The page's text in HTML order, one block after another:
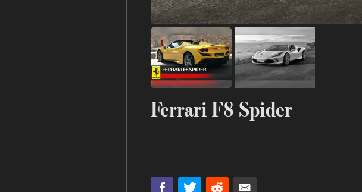
Ferrari F8 Spider